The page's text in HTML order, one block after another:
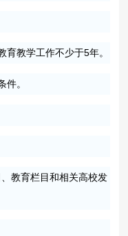
教学工作不少于5年。
。
教育栏目和相关高校发